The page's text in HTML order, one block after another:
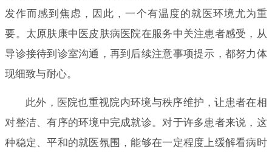
发作而感到焦虑，因此，一个有温度的就医环境尤为重
要。太原肤康中医皮肤病医院在服务中关注患者感受，从
导诊接待到诊室沟通，再到后续注意事项提示，都努力体
现细致与耐心。
此外，医院也重视院内环境与秩序维护，让患者在相
对整洁、有序的环境中完成就诊。对于许多患者来说，这
种稳定、平和的就医氛围，能够在一定程度上缓解看病时